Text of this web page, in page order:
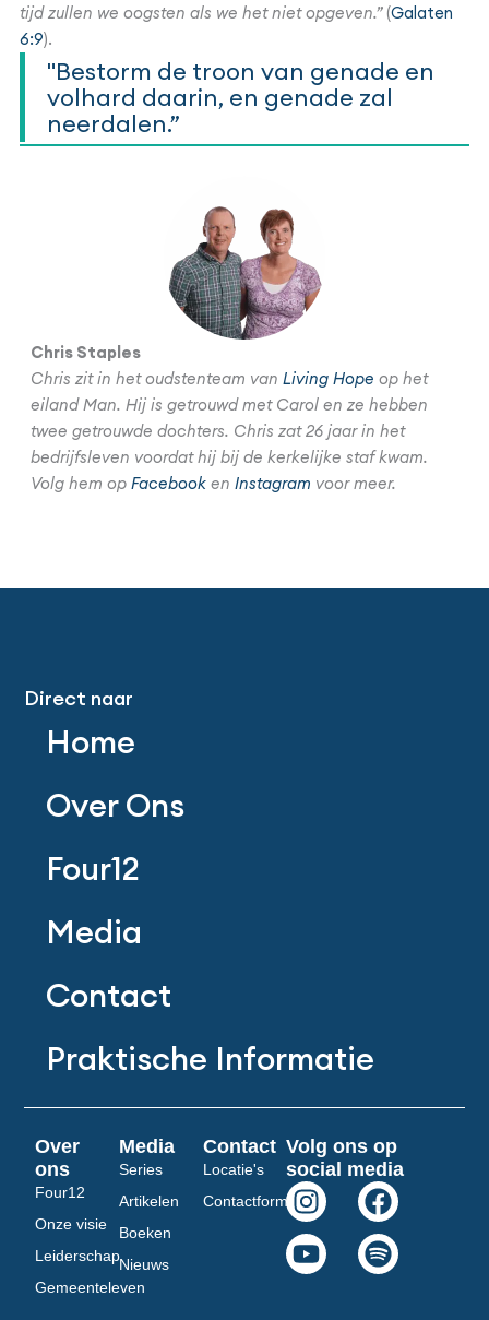
tijd zullen we oogsten als we het niet opgeven.”(Galaten
6:9).
"Bestorm de troon van genade en
volhard daarin, en genade zal
neerdalen.”
Chris Staples
Chris zit in het oudstenteam van Living Hope op het
eiland Man. Hij is getrouwd met Carol en ze hebben
twee getrouwde dochters. Chris zat 26 jaar in het
bedrijfsleven voordat hij bij de kerkelijke staf kwam.
Volg hem op Facebook en Instagram voor meer.
Direct naar
Home
Over Ons
Four12
Media
Contact
Praktische Informatie
Over
ons
Four12
Onze visie
Leiderschap
Gemeenteleven
Media
Series
Artikelen
Boeken
Nieuws
Contact
Locatie's
Contactformulier
Volg ons op
social media
I
n
s
t
F
a
c
e
Y
o
u
t
S
p
o
t